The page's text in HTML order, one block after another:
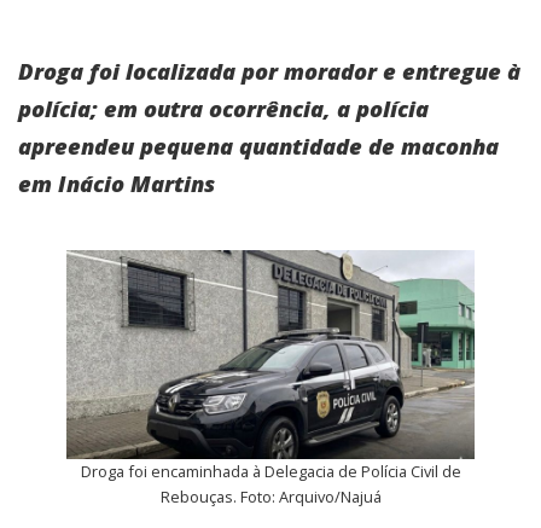
Droga foi localizada por morador e entregue à
polícia; em outra ocorrência, a polícia
apreendeu pequena quantidade de maconha
em Inácio Martins
Droga foi encaminhada à Delegacia de Polícia Civil de
Rebouças. Foto: Arquivo/Najuá